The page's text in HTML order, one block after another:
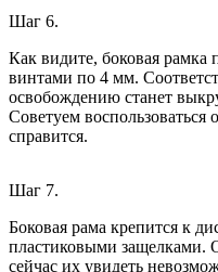
Шаг 6.
Как видите, боковая рамка
винтами по 4 мм.
освобождению станет
Советуем воспользоваться
справится.
Шаг 7.
Боковая рама крепится к
пластиковыми защелками.
сейчас их увидеть